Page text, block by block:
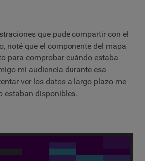
que pude compartir con el
noté que el componente del mapa
para comprobar cuándo estaba
mi audiencia durante esa
ver los datos a largo plazo me
estaban disponibles.